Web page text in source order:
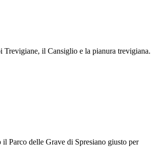
il Cansiglio e la pianura trevigiana.
Parco delle Grave di Spresiano giusto per